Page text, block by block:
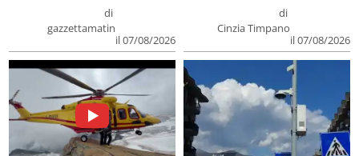
di
gazzettamatin
il 07/08/2026
di
Cinzia Timpano
il 07/08/2026